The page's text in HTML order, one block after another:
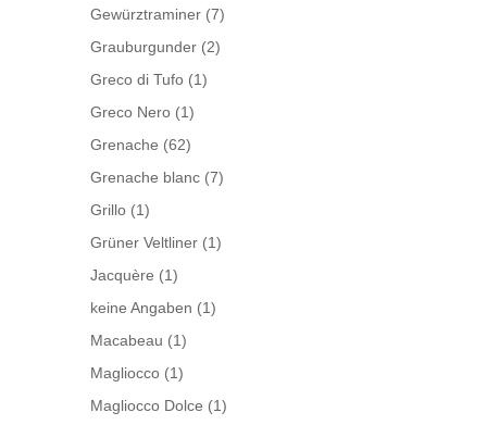
Gewürztraminer (7)
Grauburgunder (2)
Greco di Tufo (1)
Greco Nero (1)
Grenache (62)
Grenache blanc (7)
Grillo (1)
Grüner Veltliner (1)
Jacquère (1)
keine Angaben (1)
Macabeau (1)
Magliocco (1)
Magliocco Dolce (1)